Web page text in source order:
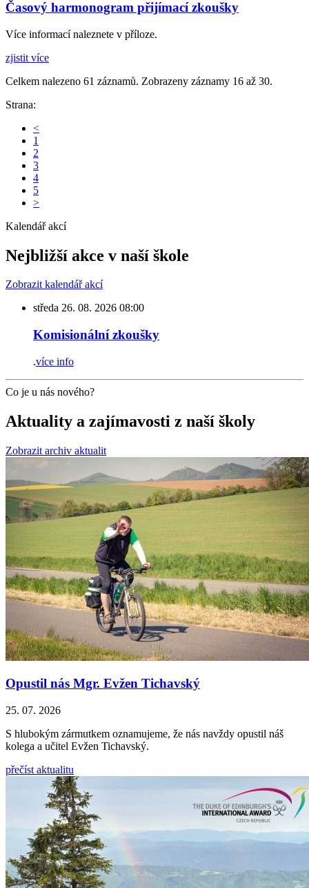
Časový harmonogram přijímací zkoušky
Více informací naleznete v příloze.
zjistit více
Celkem nalezeno 61 záznamů. Zobrazeny záznamy 16 až 30.
Strana:
<
1
2
3
4
5
>
Kalendář akcí
Nejbližší akce v naší škole
Zobrazit kalendář akcí
středa 26. 08. 2026 08:00
Komisionální zkoušky
.více info
Co je u nás nového?
Aktuality a zajímavosti z naší školy
Zobrazit archiv aktualit
Opustil nás Mgr. Evžen Tichavský
25. 07. 2026
S hlubokým zármutkem oznamujeme, že nás navždy opustil náš
kolega a učitel Evžen Tichavský.
přečíst aktualitu